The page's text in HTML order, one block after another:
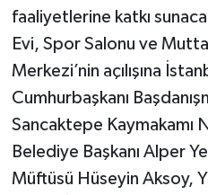
faaliyetlerine katkı
Evi, Spor Salonu ve
Merkezi’nin açılışına
Cumhurbaşkanı
Sancaktepe Kaymakamı
Belediye Başkanı Alper
Müftüsü Hüseyin Aksoy,
Çanakkale Müftülüğü
Çankırı Müftülüğü
Çorum Müftülüğü
Denizli Müftülüğü
Podcast
Bilim, Teknoloji
Biyografiler
Diyanet TV